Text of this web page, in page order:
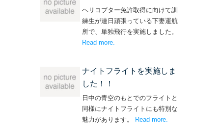
ヘリコプター免許取得に向けて訓
練生が連日頑張っている下妻運航
所で、単独飛行を実施しました。
Read more
ナイトフライトを実施しま
した！！
日中の青空のもとでのフライトと
同様にナイトフライトにも特別な
魅力があります。
Read more– ‘ナイトフライト
.